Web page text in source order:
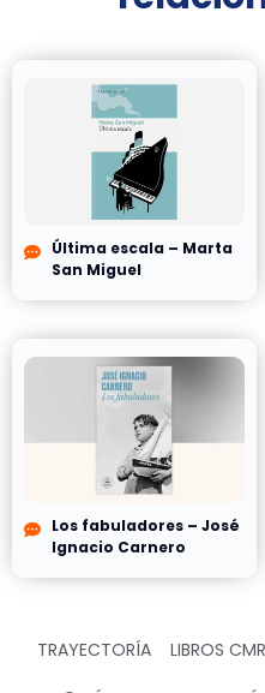
Última escala – Marta
San Miguel
Los fabuladores – José
Ignacio Carnero
TRAYECTORÍA LIBROS CMR